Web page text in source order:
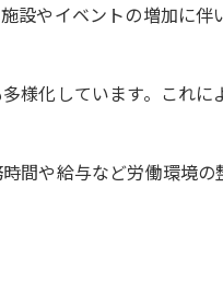
け榛東村の企業選びコツ
やイベントの増加に
様化しています。これ
や給与など労働環境の